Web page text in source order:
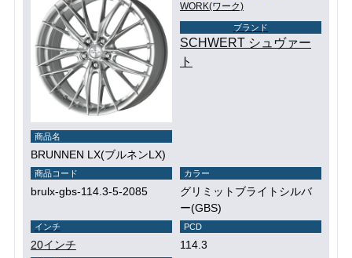
WORK(ワーク)
ブランド
SCHWERT シュヴァー
ト
商品名
BRUNNEN LX(ブルネンLX)
商品コード
brulx-gbs-114.3-5-2085
カラー
グリミットブライトシルバ
ー(GBS)
インチ
20インチ
PCD
114.3